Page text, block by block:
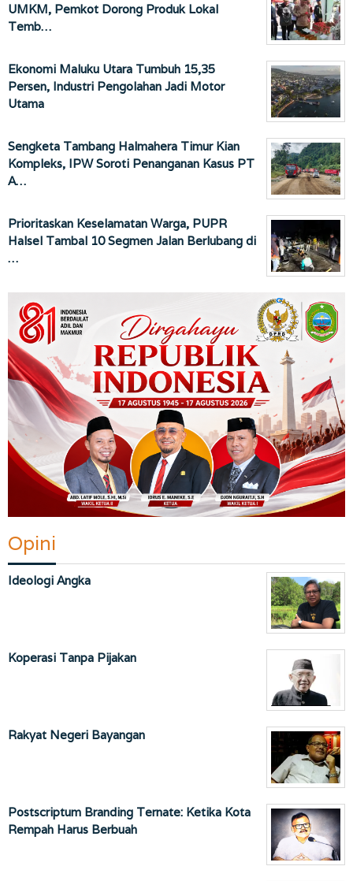
UMKM, Pemkot Dorong Produk Lokal
Temb…
Ekonomi Maluku Utara Tumbuh 15,35
Persen, Industri Pengolahan Jadi Motor
Utama
Sengketa Tambang Halmahera Timur Kian
Kompleks, IPW Soroti Penanganan Kasus PT
A…
Prioritaskan Keselamatan Warga, PUPR
Halsel Tambal 10 Segmen Jalan Berlubang di
…
Opini
Ideologi Angka
Koperasi Tanpa Pijakan
Rakyat Negeri Bayangan
Postscriptum Branding Ternate: Ketika Kota
Rempah Harus Berbuah